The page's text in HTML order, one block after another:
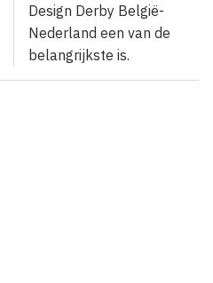
Design Derby België-
Nederland een van de
belangrijkste is.